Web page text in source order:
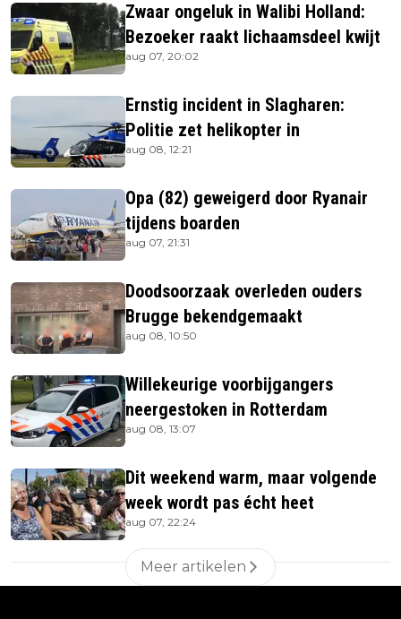
Zwaar ongeluk in Walibi Holland:
Bezoeker raakt lichaamsdeel kwijt
aug 07, 20:02
Ernstig incident in Slagharen:
Politie zet helikopter in
aug 08, 12:21
Opa (82) geweigerd door Ryanair
tijdens boarden
aug 07, 21:31
Doodsoorzaak overleden ouders
Brugge bekendgemaakt
aug 08, 10:50
Willekeurige voorbijgangers
neergestoken in Rotterdam
aug 08, 13:07
Dit weekend warm, maar volgende
week wordt pas écht heet
aug 07, 22:24
Meer artikelen